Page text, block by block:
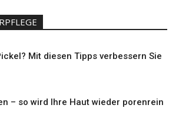
Mit diesen Tipps verbessern Sie
– so wird Ihre Haut wieder porenrein